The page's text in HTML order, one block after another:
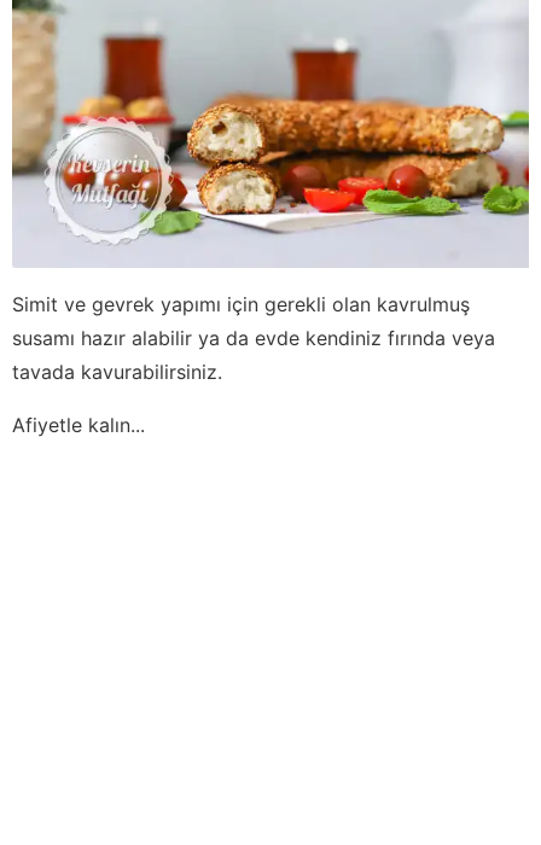
Simit ve gevrek yapımı için gerekli olan kavrulmuş
susamı hazır alabilir ya da evde kendiniz fırında veya
tavada kavurabilirsiniz.
Afiyetle kalın...